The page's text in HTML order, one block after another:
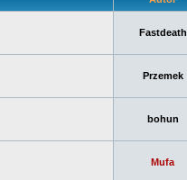
Fastdeath
Przemek
bohun
Mufa